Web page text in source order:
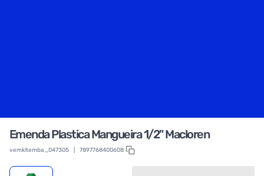
Emenda Plastica Mangueira 1/2" Macloren
vemkitemba_047305 7897768400608